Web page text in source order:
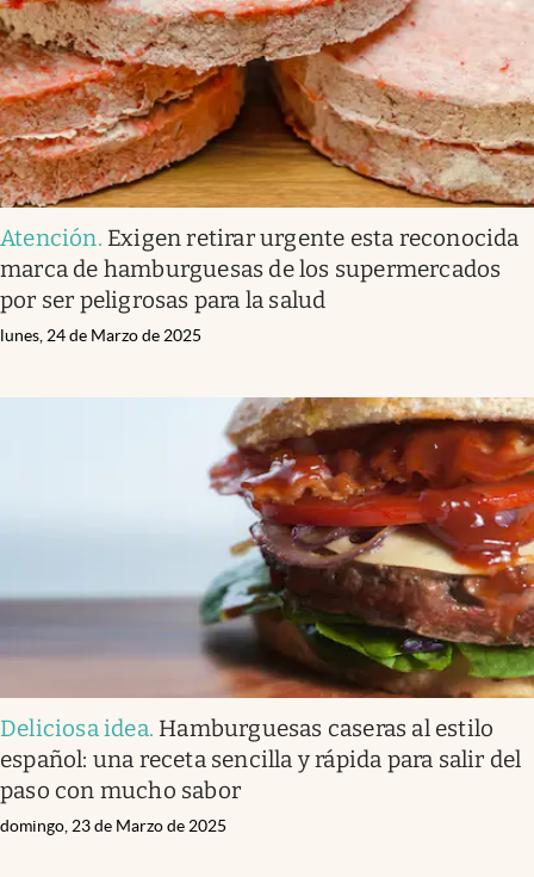
Atención. Exigen retirar urgente esta reconocida
marca de hamburguesas de los supermercados
por ser peligrosas para la salud
lunes, 24 de Marzo de 2025
Deliciosa idea. Hamburguesas caseras al estilo
español: una receta sencilla y rápida para salir del
paso con mucho sabor
domingo, 23 de Marzo de 2025